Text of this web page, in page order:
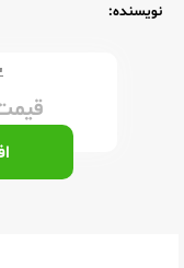
نویسنده: